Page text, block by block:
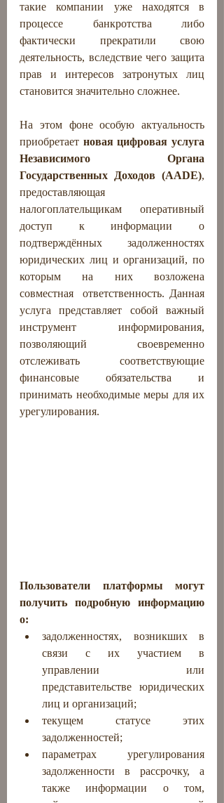
такие компании уже находятся в
процессе банкротства либо
фактически прекратили свою
деятельность, вследствие чего защита
прав и интересов затронутых лиц
становится значительно сложнее.
На этом фоне особую актуальность
приобретает новая цифровая услуга
Независимого Органа
Государственных Доходов (AADE),
предоставляющая
налогоплательщикам оперативный
доступ к информации о
подтверждённых задолженностях
юридических лиц и организаций, по
которым на них возложена
совместная  ответственность. Данная
услуга представляет собой важный
инструмент информирования,
позволяющий своевременно
отслеживать соответствующие
финансовые обязательства и
принимать необходимые меры для их
урегулирования.
Пользователи платформы могут
получить подробную информацию
о:
задолженностях, возникших в
связи с их участием в
управлении или
представительстве юридических
лиц и организаций;
текущем статусе этих
задолженностей;
параметрах урегулирования
задолженности в рассрочку, а
также информации о том,